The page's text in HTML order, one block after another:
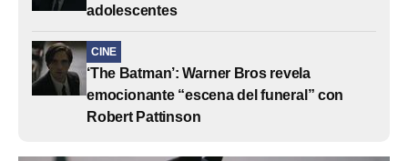
adolescentes
CINE
‘The Batman’: Warner Bros revela
emocionante “escena del funeral” con
Robert Pattinson